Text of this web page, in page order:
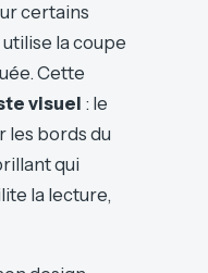
certains
la coupe
Cette
visuel : le
les bords du
qui
la lecture,